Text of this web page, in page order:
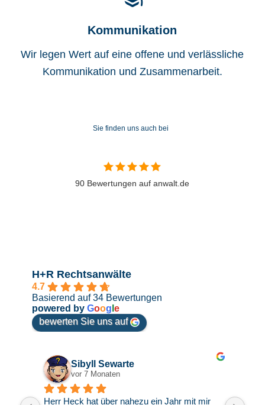
Kommunikation
Wir legen Wert auf eine offene und verlässliche
Kommunikation und Zusammenarbeit.
Sie finden uns auch bei
90 Bewertungen auf anwalt.de
H+R Rechtsanwälte
4.7
Basierend auf 34 Bewertungen
powered by Goog e
bewerten Sie uns auf
Sibyll Sewarte
vor 7 Monaten
Herr Heck hat über nahezu ein Jahr mit mir